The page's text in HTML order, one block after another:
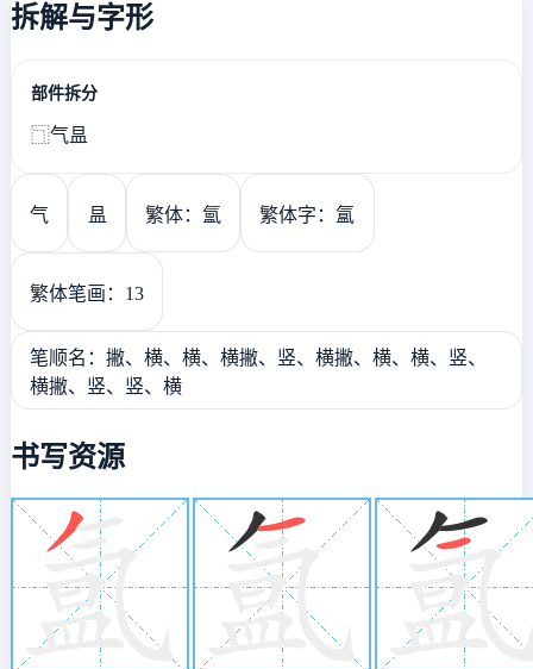
拆解与字形
部件拆分
⿹气昷
气 昷 繁体：氳 繁体字：氲
繁体笔画：13
笔顺名：撇、横、横、横撇、竖、横撇、横、横、竖、
横撇、竖、竖、横
书写资源